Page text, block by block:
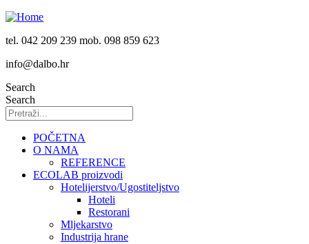
tel. 042 209 239 mob. 098 859 623
info@dalbo.hr
Search
Search
POČETNA
O NAMA
REFERENCE
ECOLAB proizvodi
Hotelijerstvo/Ugostiteljstvo
Hoteli
Restorani
Mljekarstvo
Industrija hrane